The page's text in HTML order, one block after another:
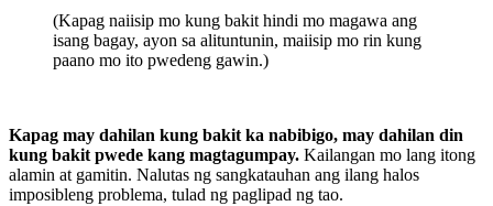
(Kapag naiisip mo kung bakit hindi mo magawa ang
isang bagay, ayon sa alituntunin, maiisip mo rin kung
paano mo ito pwedeng gawin.)
Kapag may dahilan kung bakit ka nabibigo, may dahilan din
kung bakit pwede kang magtagumpay. Kailangan mo lang itong
alamin at gamitin. Nalutas ng sangkatauhan ang ilang halos
imposibleng problema, tulad ng paglipad ng tao.